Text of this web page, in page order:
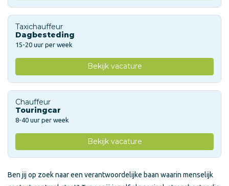
Taxichauffeur
Dagbesteding
15-20 uur per week
Bekijk vacature
Chauffeur
Touringcar
8-40 uur per week
Bekijk vacature
Ben jij op zoek naar een verantwoordelijke baan waarin menselijk